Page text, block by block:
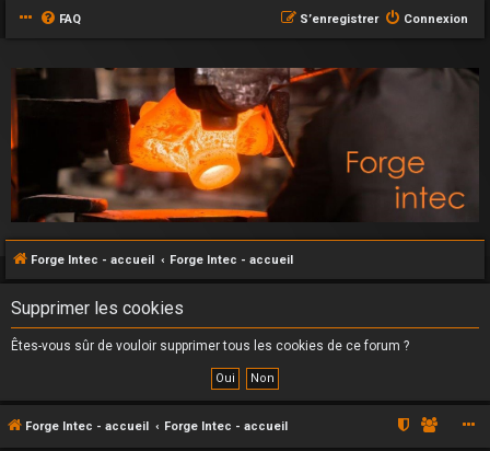
FAQ Connexion
S’enregistrer
Forge Intec - accueil Forge Intec - accueil
Supprimer les cookies
Êtes-vous sûr de vouloir supprimer tous les cookies de ce forum ?
Forge Intec - accueil Forge Intec - accueil